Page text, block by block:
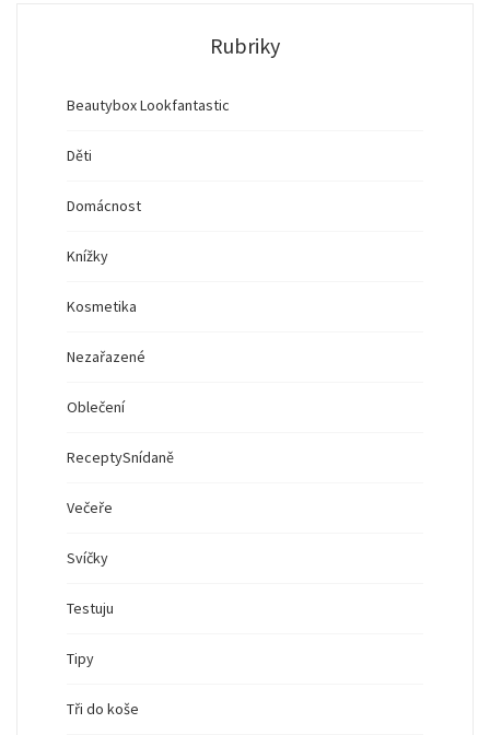
Rubriky
Beautybox Lookfantastic
Děti
Domácnost
Knížky
Kosmetika
Nezařazené
Oblečení
ReceptySnídaně
Večeře
Svíčky
Testuju
Tipy
Tři do koše